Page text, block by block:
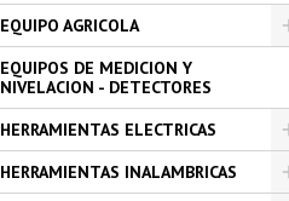
EQUIPO AGRICOLA
EQUIPOS DE MEDICION Y
NIVELACION - DETECTORES
HERRAMIENTAS ELECTRICAS
HERRAMIENTAS INALAMBRICAS